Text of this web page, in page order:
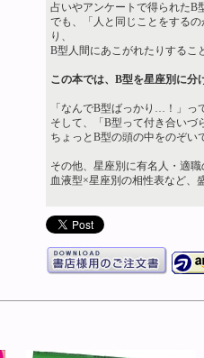
占いやアンケートで得られたB
でも、「人と同じことをする
り、
B型人間にあこがれたりするこ
この本では、B型を星座別に分
「なんでB型ばっかり…！」っ
そして、「B型って付き合いづ
ちょっとB型の頭の中をのぞい
その他、星座別に有名人・適
血液型×星座別の相性表など、